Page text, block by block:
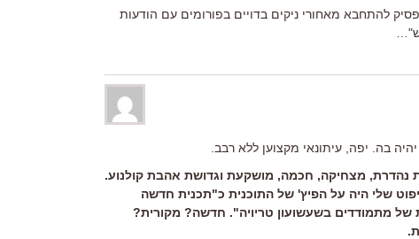
להתחבא מאחורי ניקים בדויים בפורומים עם הודעות
בה. יפה, עיתונאי מקצוען ללא רבב.
נהדרת, מצחיקה, חכמה, מושקעת וגדושת אהבת קולנוע.
שלי היה על הפיץ' של התוכנית כ"תכנית חדשה
של מתמודדים בשעשועון טריויה". חדשה? מקורית?